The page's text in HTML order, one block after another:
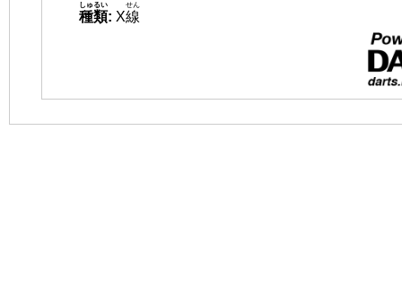
種類
しゅるい
: X線
せん